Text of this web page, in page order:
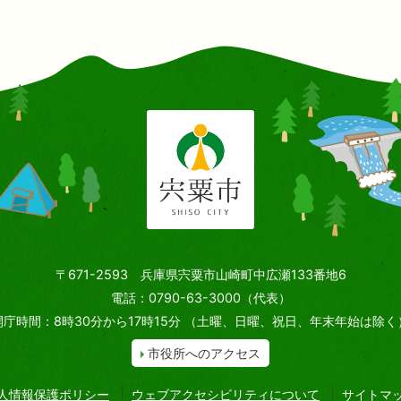
〒671-2593 兵庫県宍粟市山崎町中広瀬133番地6
電話：0790-63-3000（代表）
庁時間：8時30分から17時15分
（土曜、日曜、祝日、年末年始は除く
市役所へのアクセス
情報保護ポリシー ウェブアクセシビリティについて サイトマ